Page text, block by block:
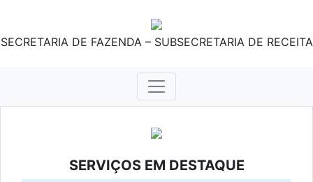
SECRETARIA DE FAZENDA – SUBSECRETARIA DE RECEITA
SERVIÇOS EM DESTAQUE